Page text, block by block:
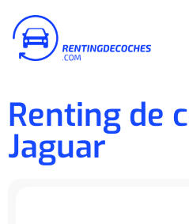
Renting de
Jaguar